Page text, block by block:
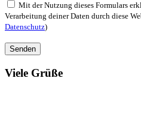
Mit der Nutzung dieses Formulars
Verarbeitung deiner Daten durch diese
Datenschutz)
Viele Grüße